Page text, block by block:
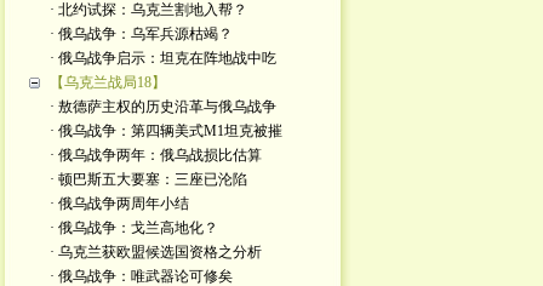
· 北约试探：乌克兰割地入帮？
· 俄乌战争：乌军兵源枯竭？
· 俄乌战争启示：坦克在阵地战中吃
【乌克兰战局18】
· 敖德萨主权的历史沿革与俄乌战争
· 俄乌战争：第四辆美式M1坦克被摧
· 俄乌战争两年：俄乌战损比估算
· 顿巴斯五大要塞：三座已沦陷
· 俄乌战争两周年小结
· 俄乌战争：戈兰高地化？
· 乌克兰获欧盟候选国资格之分析
· 俄乌战争：唯武器论可修矣